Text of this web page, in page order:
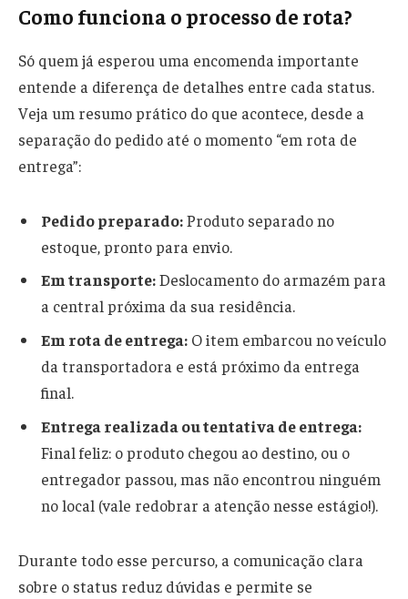
Como funciona o processo de rota?
Só quem já esperou uma encomenda importante
entende a diferença de detalhes entre cada status.
Veja um resumo prático do que acontece, desde a
separação do pedido até o momento “em rota de
entrega”:
Pedido preparado:Produto separado no
estoque, pronto para envio.
Em transporte:Deslocamento do armazém para
a central próxima da sua residência.
Em rota de entrega: O item embarcou no veículo
da transportadora e está próximo da entrega
final.
Entrega realizada ou tentativa de entrega:
Final feliz: o produto chegou ao destino, ou o
entregador passou, mas não encontrou ninguém
no local (vale redobrar a atenção nesse estágio!).
Durante todo esse percurso, a comunicação clara
sobre o status reduz dúvidas e permite se